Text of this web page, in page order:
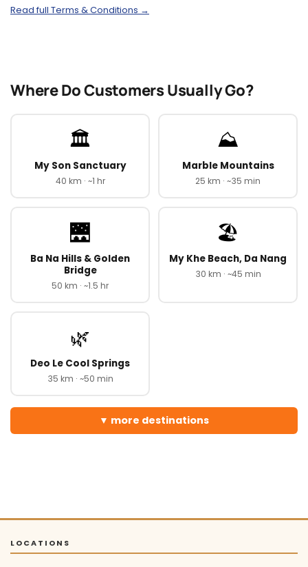
Read full Terms & Conditions →
Where Do Customers Usually Go?
🏛️
My Son Sanctuary
40 km · ~1 hr
⛰️
Marble Mountains
25 km · ~35 min
🌉
Ba Na Hills & Golden
Bridge
50 km · ~1.5 hr
🏖️
My Khe Beach, Da Nang
30 km · ~45 min
🌿
Deo Le Cool Springs
35 km · ~50 min
more destinations
LOCATIONS